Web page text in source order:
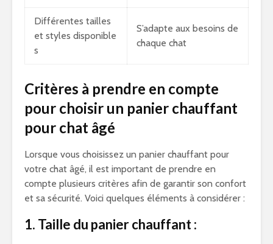
Différentes tailles
et styles disponible
s
S’adapte aux besoins de
chaque chat
Critères à prendre en compte
pour choisir un panier chauffant
pour chat âgé
Lorsque vous choisissez un panier chauffant pour
votre chat âgé, il est important de prendre en
compte plusieurs critères afin de garantir son confort
et sa sécurité. Voici quelques éléments à considérer :
1. Taille du panier chauffant :